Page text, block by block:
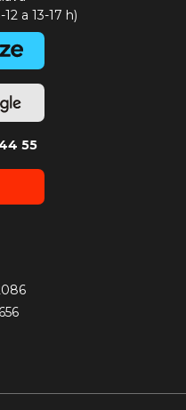
a 13-17 h)
55